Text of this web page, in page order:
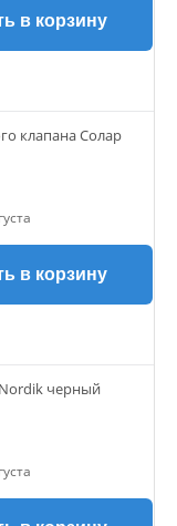
в корзину
клапана Солар
в корзину
черный